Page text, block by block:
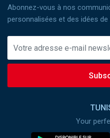
Abonnez-vous à nos
personnalisées et des idées de
Your